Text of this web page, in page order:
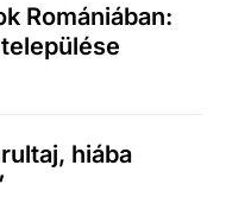
Romániában:
hiába